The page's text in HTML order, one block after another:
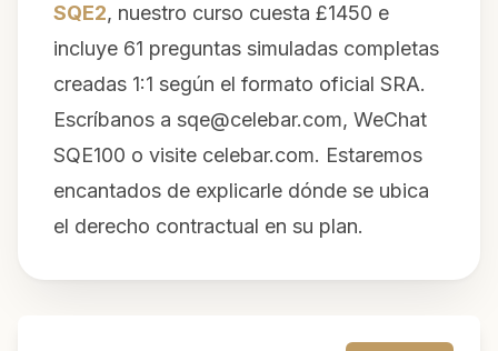
SQE2, nuestro curso cuesta £1450 e
incluye 61 preguntas simuladas completas
creadas 1:1 según el formato oficial SRA.
Escríbanos a sqe@celebar.com, WeChat
SQE100 o visite celebar.com. Estaremos
encantados de explicarle dónde se ubica
el derecho contractual en su plan.